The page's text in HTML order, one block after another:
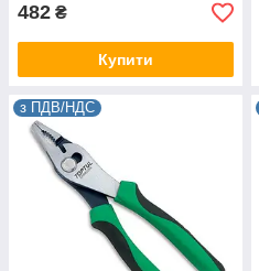
482 ₴
Купити
з ПДВ/НДС